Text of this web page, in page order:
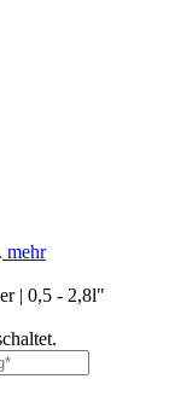
mehr
| 0,5 - 2,8l"